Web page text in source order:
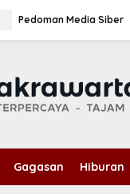
Pedoman Media Siber
Gagasan Hiburan